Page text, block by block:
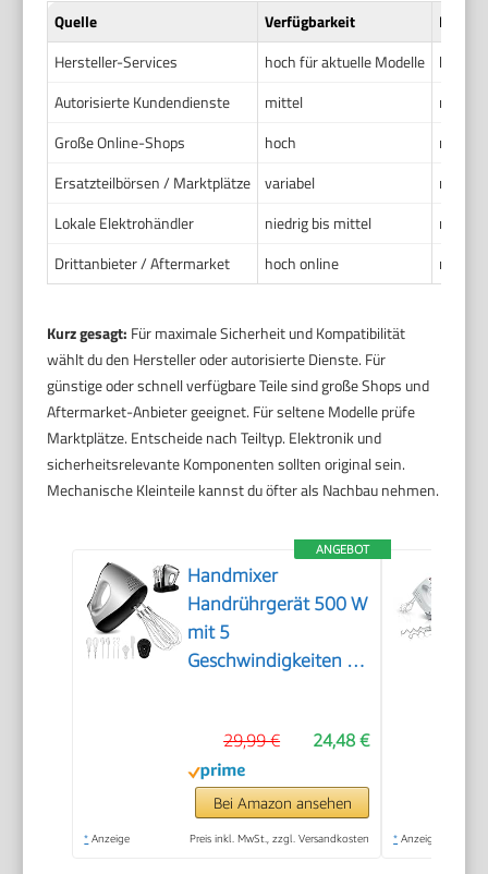
Quelle Verfügbarkeit
Hersteller-Services
hoch für aktuelle Modelle
hoch
Autorisierte Kundendienste
mittel
mittel
Große Online-Shops
hoch
Ersatzteilbörsen / Marktplätze
variabel
meist
Lokale Elektrohändler
niedrig bis mittel
mittel
Drittanbieter / Aftermarket
hoch online niedrig
Kurz gesagt: Für maximale Sicherheit und Kompatibilität
wählt du den Hersteller oder autorisierte Dienste. Für
günstige oder schnell verfügbare Teile sind große Shops und
Aftermarket-Anbieter geeignet. Für seltene Modelle prüfe
Marktplätze. Entscheide nach Teiltyp. Elektronik und
sicherheitsrelevante Komponenten sollten original sein.
Mechanische Kleinteile kannst du öfter als Nachbau nehmen.
ANGEBOT
Handmixer
Handrührgerät 500 W
mit 5
Geschwindigkeiten &
24,48 €
29,99 €
Bei Amazon ansehen
* Anzeige Preis inkl. MwSt., zzgl. Versandkosten * Anzeige